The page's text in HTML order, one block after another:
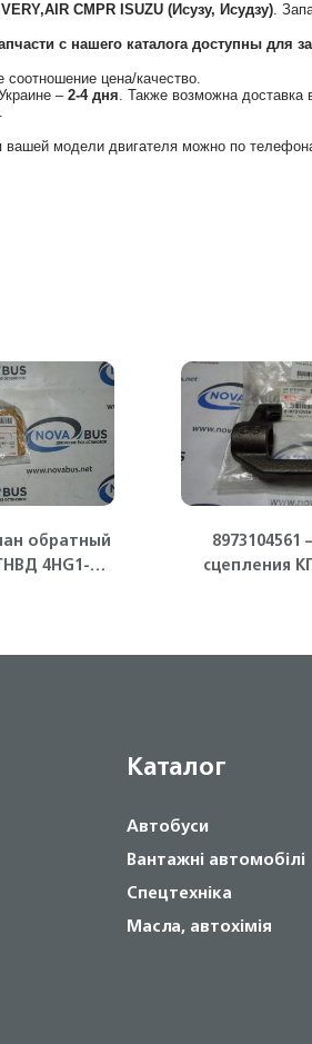
CMPR ISUZU (Исузу, Исудзу).
с нашего каталога доступны для
цена/качество.
–2-4 дня. Также возможна
модели двигателя можно по
обратный
4HG1-T
8973104561
сцепления
Каталог
Автобуси
Вантажні автомобілі
Спецтехніка
Масла, автохімія